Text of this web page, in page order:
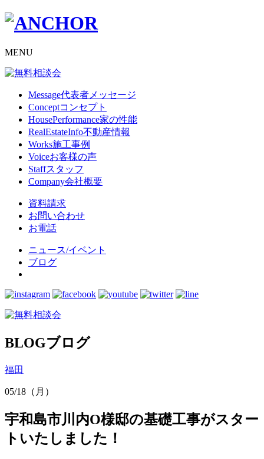
MENU
Message代表者メッセージ
Conceptコンセプト
HousePerformance家の性能
RealEstateInfo不動産情報
Works施工事例
Voiceお客様の声
Staffスタッフ
Company会社概要
資料請求
お問い合わせ
お電話
ニュース/イベント
ブログ
BLOGブログ
福田
05/18（月）
宇和島市川内O様邸の基礎工事がスター
トいたしました！